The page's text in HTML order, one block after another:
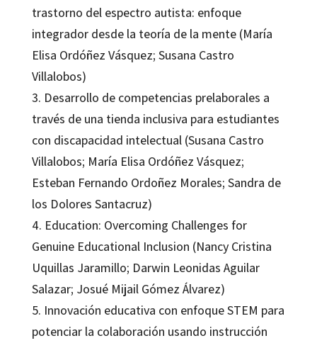
trastorno del espectro autista: enfoque
integrador desde la teoría de la mente (María
Elisa Ordóñez Vásquez; Susana Castro
Villalobos)
3. Desarrollo de competencias prelaborales a
través de una tienda inclusiva para estudiantes
con discapacidad intelectual (Susana Castro
Villalobos; María Elisa Ordóñez Vásquez;
Esteban Fernando Ordoñez Morales; Sandra de
los Dolores Santacruz)
4. Education: Overcoming Challenges for
Genuine Educational Inclusion (Nancy Cristina
Uquillas Jaramillo; Darwin Leonidas Aguilar
Salazar; Josué Mijail Gómez Álvarez)
5. Innovación educativa con enfoque STEM para
potenciar la colaboración usando instrucción